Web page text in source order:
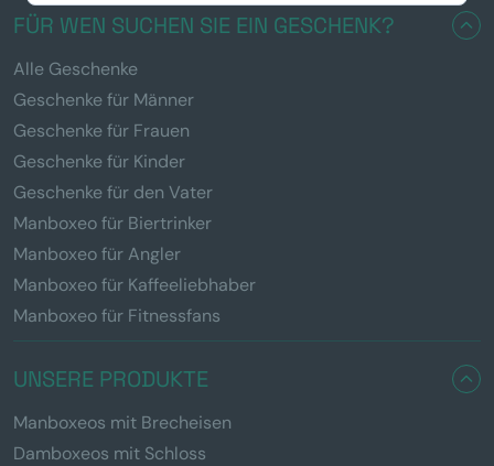
FÜR WEN SUCHEN SIE EIN GESCHENK?
Alle Geschenke
Geschenke für Männer
Geschenke für Frauen
Geschenke für Kinder
Geschenke für den Vater
Manboxeo für Biertrinker
Manboxeo für Angler
Manboxeo für Kaffeeliebhaber
Manboxeo für Fitnessfans
UNSERE PRODUKTE
Manboxeos mit Brecheisen
Damboxeos mit Schloss